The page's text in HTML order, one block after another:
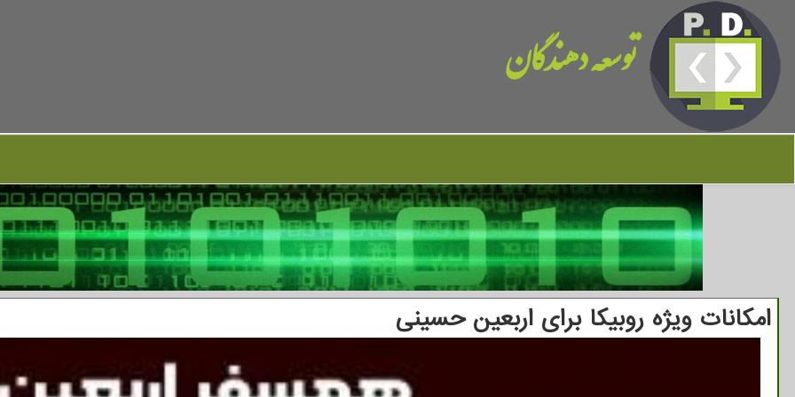
توسعه دهندگان
امکانات ویژه روبیکا برای اربعین حسینی